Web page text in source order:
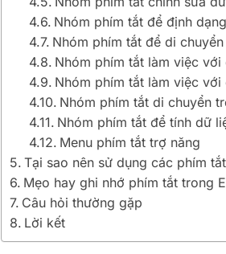
Nhóm phím tắt để định
Nhóm phím tắt để di
Nhóm phím tắt làm việc
Nhóm phím tắt làm việc
Nhóm phím tắt di chuyển
Nhóm phím tắt để tính dữ
Menu phím tắt trợ năng
Tại sao nên sử dụng các phím
Mẹo hay ghi nhớ phím tắt trong
Câu hỏi thường gặp
Lời kết